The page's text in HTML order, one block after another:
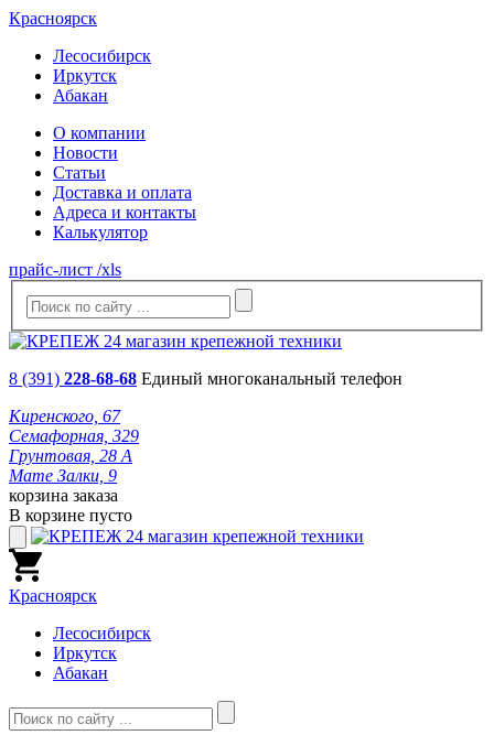
Красноярск
Лесосибирск
Иркутск
Абакан
О компании
Новости
Статьи
Доставка и оплата
Адреса и контакты
Калькулятор
прайс-лист /xls
8 (391) 228-68-68 Единый многоканальный телефон
Киренского, 67
Семафорная, 329
Грунтовая, 28 А
Мате Залки, 9
корзина заказа
В корзине пусто
Красноярск
Лесосибирск
Иркутск
Абакан